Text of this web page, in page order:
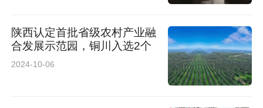
后将分户基础数据直接传输至国家统计局进行统
一汇总计算。
陕西认定首批省级农村产业融
合发展示范园，铜川入选2个
2024-10-06